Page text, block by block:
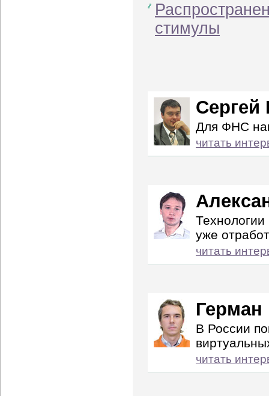
стимулы
Сергей
Для ФНС
читать
уже
читать
В России
читать